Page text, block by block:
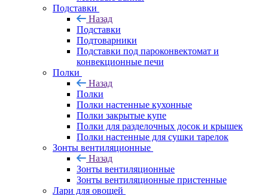
Подставки
Назад
Подставки
Подтоварники
Подставки под пароконвектомат и
конвекционные печи
Полки
Назад
Полки
Полки настенные кухонные
Полки закрытые купе
Полки для разделочных досок и крышек
Полки настенные для сушки тарелок
Зонты вентиляционные
Назад
Зонты вентиляционные
Зонты вентиляционные пристенные
Лари для овощей